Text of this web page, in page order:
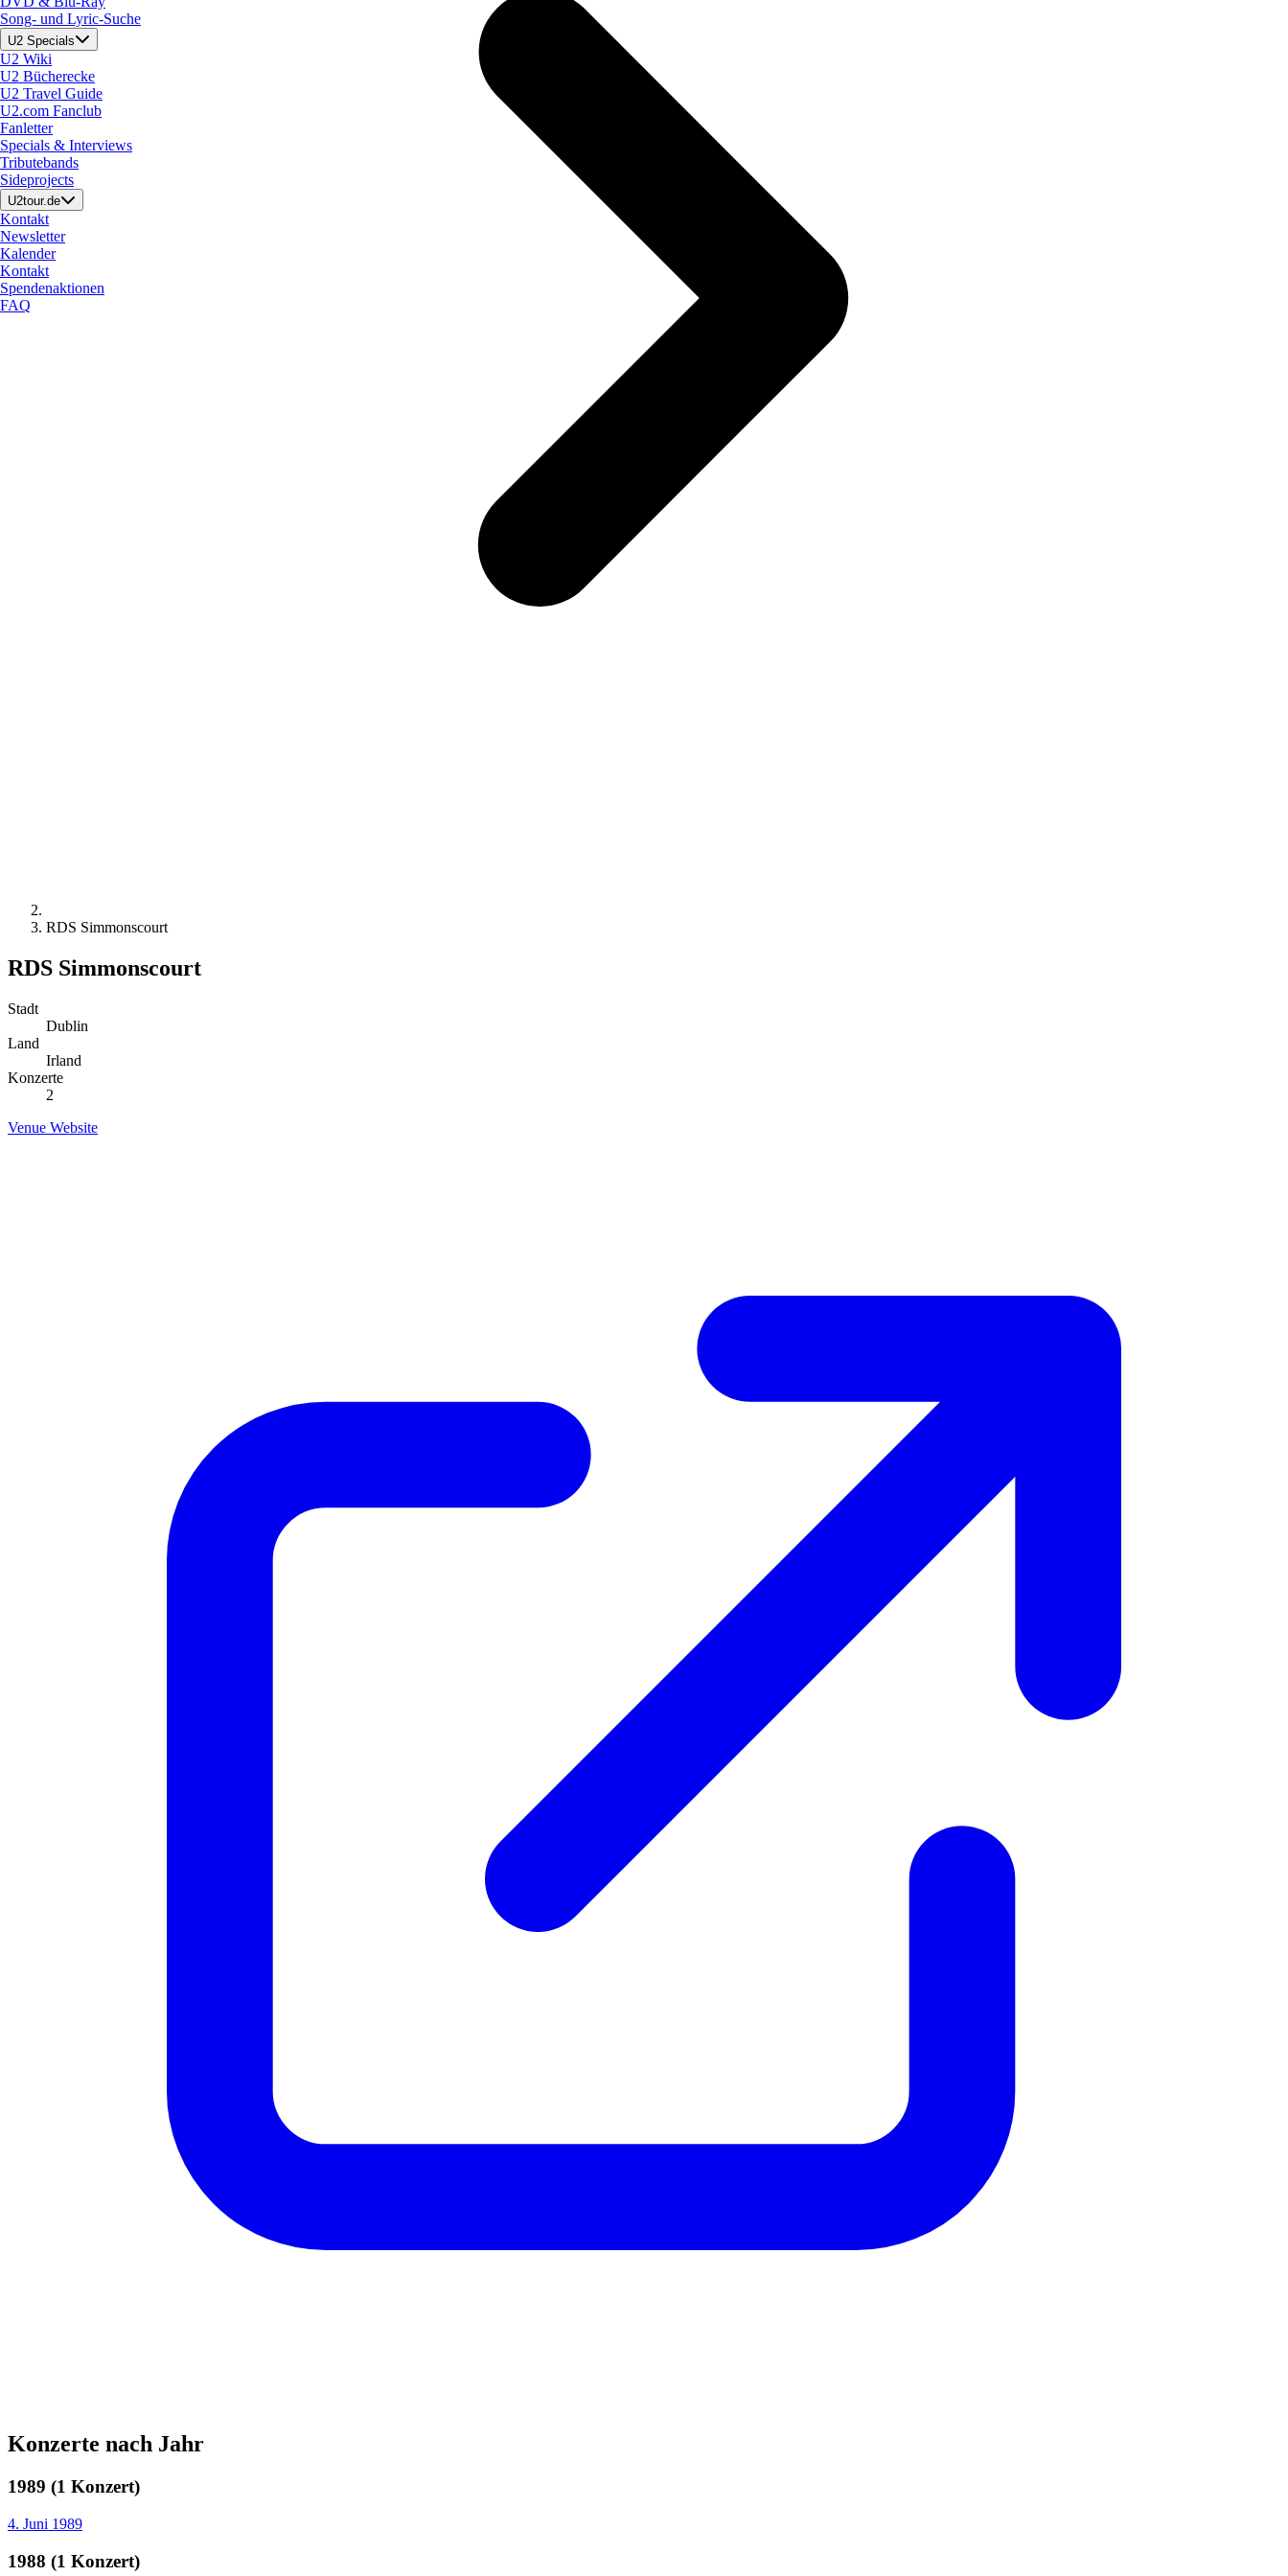
Song- und Lyric-Suche
U2 Specials
U2 Wiki
U2 Bücherecke
U2 Travel Guide
U2.com Fanclub
Fanletter
Specials & Interviews
Tributebands
Sideprojects
U2tour.de
Kontakt
Newsletter
Kalender
Kontakt
Spendenaktionen
FAQ
RDS Simmonscourt
RDS Simmonscourt
Stadt
Dublin
Land
Irland
Konzerte
2
Venue Website
Konzerte nach Jahr
1989 (1 Konzert)
4. Juni 1989
1988 (1 Konzert)